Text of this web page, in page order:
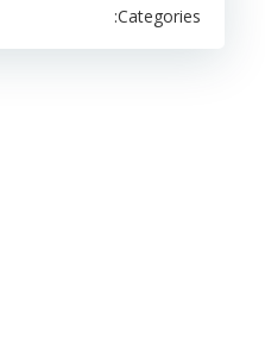
Categories: